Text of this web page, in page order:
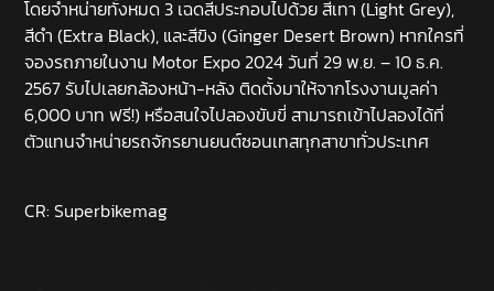
โดยจำหน่ายทั้งหมด 3 เฉดสีประกอบไปด้วย สีเทา (Light Grey),
สีดำ (Extra Black), และสีขิง (Ginger Desert Brown) หากใครที่
จองรถภายในงาน Motor Expo 2024 วันที่ 29 พ.ย. – 10 ธ.ค.
2567 รับไปเลยกล้องหน้า-หลัง ติดตั้งมาให้จากโรงงานมูลค่า
6,000 บาท ฟรี!) หรือสนใจไปลองขับขี่ สามารถเข้าไปลองได้ที่
ตัวแทนจำหน่ายรถจักรยานยนต์ซอนเทสทุกสาขาทั่วประเทศ
CR: Superbikemag